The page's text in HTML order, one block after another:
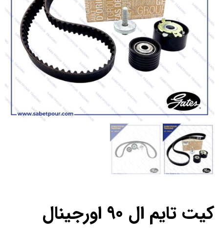
کیت تایم ال 90 اورجینال